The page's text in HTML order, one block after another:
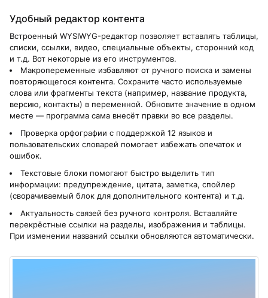
Удобный редактор контента
Встроенный WYSIWYG-редактор позволяет вставлять таблицы,
списки, ссылки, видео, специальные объекты, сторонний код
и т.д. Вот некоторые из его инструментов.
Макропеременные избавляют от ручного поиска и замены
повторяющегося контента. Сохраните часто используемые
слова или фрагменты текста (например, название продукта,
версию, контакты) в переменной. Обновите значение в одном
месте — программа сама внесёт правки во все разделы.
Проверка орфографии с поддержкой 12 языков и
пользовательских словарей помогает избежать опечаток и
ошибок.
Текстовые блоки помогают быстро выделить тип
информации: предупреждение, цитата, заметка, спойлер
(сворачиваемый блок для дополнительного контента) и т.д.
Актуальность связей без ручного контроля. Вставляйте
перекрёстные ссылки на разделы, изображения и таблицы.
При изменении названий ссылки обновляются автоматически.